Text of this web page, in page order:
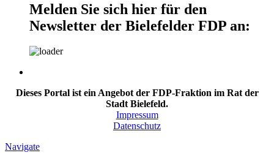
Melden Sie sich hier für den
Newsletter der Bielefelder FDP an:
Dieses Portal ist ein Angebot der FDP-Fraktion im Rat der
Stadt Bielefeld.
Impressum
Datenschutz
Navigate